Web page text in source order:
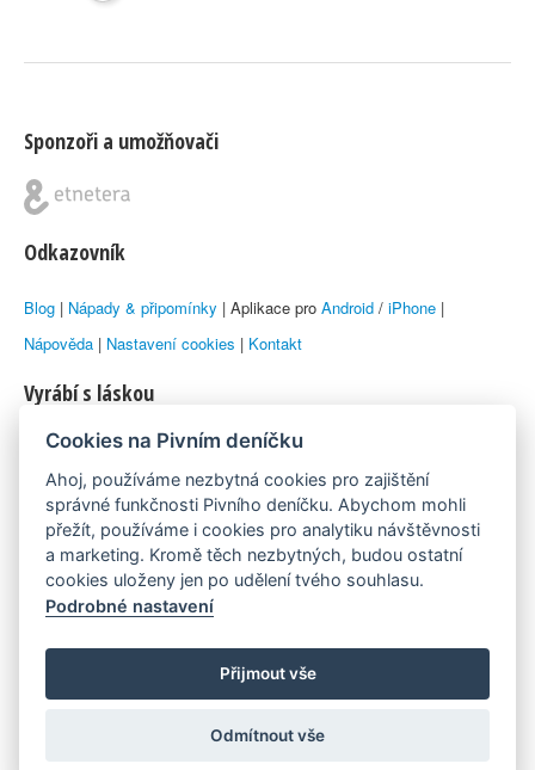
Sponzoři a umožňovači
Odkazovník
Blog | Nápady & připomínky | Aplikace pro Android / iPhone |
Nápověda | Nastavení cookies | Kontakt
Vyrábí s láskou
© 2010–2026 byLukáš Zemanaka Emka
Máme rádi
Pivní.info
Poznámka pod čarou
Pivní deníček je nezávislý zdroj, který není spjat s žádným
konkrétním pivovarem ani restaurací. Názory uživatelů nemusí nutně
reprezentovat názory tvůrců Deníčku.
Cookies na Pivním deníčku
Ahoj, používáme nezbytná cookies pro zajištění
správné funkčnosti Pivního deníčku. Abychom mohli
přežít, používáme i cookies pro analytiku návštěvnosti
a marketing. Kromě těch nezbytných, budou ostatní
cookies uloženy jen po udělení tvého souhlasu.
Podrobné nastavení
Přijmout vše
Odmítnout vše